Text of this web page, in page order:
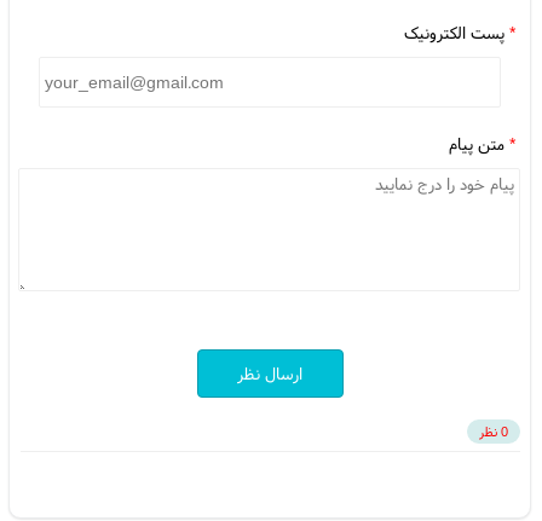
* پست الکترونیک
* متن پیام
ارسال نظر
0 نظر